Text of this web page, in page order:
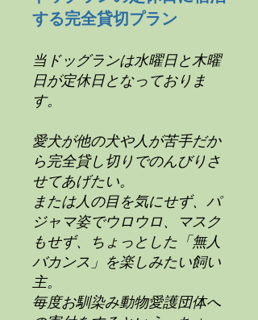
する完全貸切プラン
当ドッグランは水曜日と木曜
日が定休日となっておりま
す。
愛犬が他の犬や人が苦手だか
ら完全貸し切りでのんびりさ
せてあげたい。
または人の目を気にせず、パ
ジャマ姿でウロウロ、マスク
もせず、ちょっとした「無人
バカンス」を楽しみたい飼い
主。
毎度お馴染み動物愛護団体へ